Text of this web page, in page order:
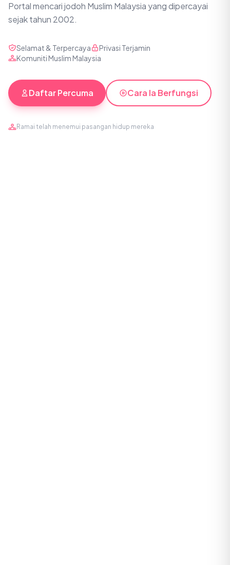
Portal mencari jodoh Muslim Malaysia yang dipercayai
sejak tahun 2002.
Selamat & Terpercaya
Privasi Terjamin
Komuniti Muslim Malaysia
Daftar Percuma Cara Ia Berfungsi
Ramai telah menemui pasangan hidup mereka